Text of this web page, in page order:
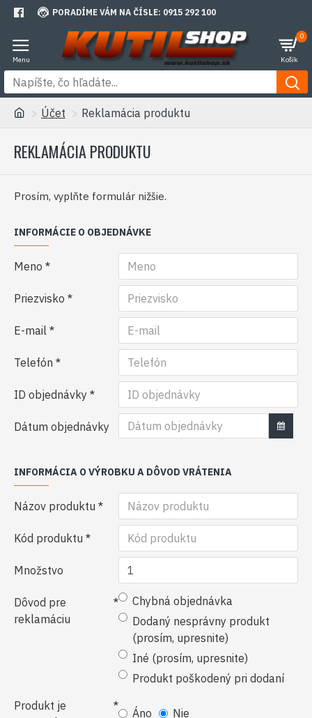
PORADÍME VÁM NA ČÍSLE: 0915 292 100
0
Účet Reklamácia produktu
REKLAMÁCIA PRODUKTU
Prosím, vyplňte formulár nižšie.
INFORMÁCIE O OBJEDNÁVKE
Meno
Priezvisko
E-mail
Telefón
ID objednávky
Dátum objednávky
INFORMÁCIA O VÝROBKU A DÔVOD VRÁTENIA
Názov produktu
Kód produktu
Množstvo
Dôvod pre
reklamáciu
Chybná objednávka
Dodaný nesprávny produkt
(prosím, upresnite)
Iné (prosím, upresnite)
Produkt poškodený pri dodaní
Produkt je
Áno Nie